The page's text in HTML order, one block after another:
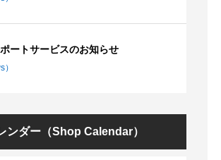
ートサービスのお知らせ
ンダー（Shop Calendar）